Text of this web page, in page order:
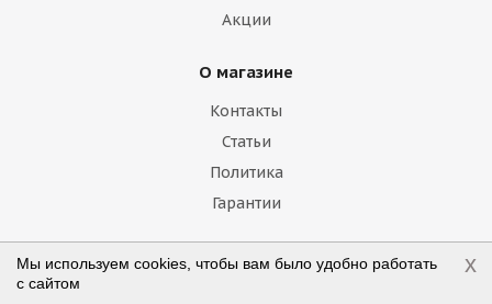
Акции
О магазине
Контакты
Статьи
Политика
Гарантии
Наши контакты
Мы используем cookies, чтобы вам было удобно работать
с сайтом
x